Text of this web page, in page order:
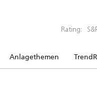
Rating:
Anlagethemen